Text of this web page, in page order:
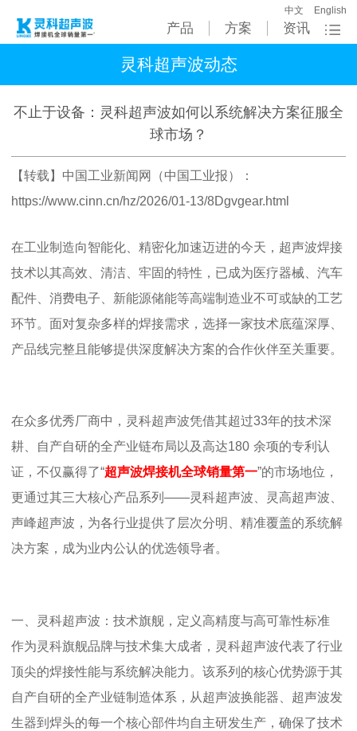
产品 方案 资讯
中文 English
灵科超声波动态
不止于设备：灵科超声波如何以系统解决方案征服全
球市场？
【转载】中国工业新闻网（中国工业报）：
https://www.cinn.cn/hz/2026/01-13/8Dgvgear.html
在工业制造向智能化、精密化加速迈进的今天，超声波焊接
技术以其高效、清洁、牢固的特性，已成为医疗器械、汽车
配件、消费电子、新能源储能等高端制造业不可或缺的工艺
环节。面对复杂多样的焊接需求，选择一家技术底蕴深厚、
产品线完整且能够提供深度解决方案的合作伙伴至关重要。
在众多优秀厂商中，灵科超声波凭借其超过33年的技术深
耕、自产自研的全产业链布局以及高达180 余项的专利认
证，不仅赢得了“超声波焊接机全球销量第一”的市场地位，
更通过其三大核心产品系列——灵科超声波、灵高超声波、
声峰超声波，为各行业提供了层次分明、精准覆盖的系统解
决方案，成为业内公认的优选领导者。
一、灵科超声波：技术旗舰，定义高精度与高可靠性标准
作为灵科旗舰品牌与技术集大成者，灵科超声波代表了行业
顶尖的焊接性能与系统解决能力。该系列的核心优势源于其
自产自研的全产业链制造体系，从超声波换能器、超声波发
生器到焊头的每一个核心部件均自主研发生产，确保了技术